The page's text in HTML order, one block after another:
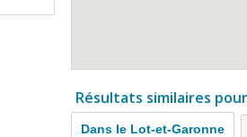
Résultats similaires
Dans le Lot-et-Garonne